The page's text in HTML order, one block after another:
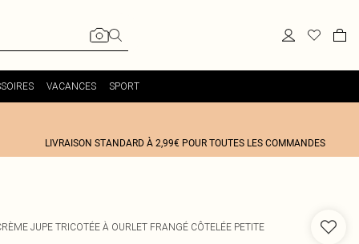
VACANCES SPORT
LIVRAISON STANDARD À 2,99€ POUR TOUTES LES COMMANDES
JUPE TRICOTÉE À OURLET FRANGÉ CÔTELÉE PETITE